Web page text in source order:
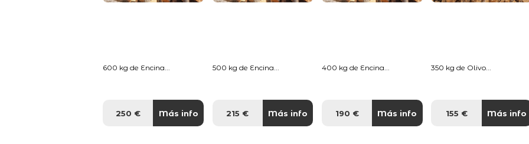
600 kg de Encina...
250 € Más info
500 kg de Encina...
215 € Más info
400 kg de Encina...
190 € Más info
350 kg de Olivo...
155 € Más info